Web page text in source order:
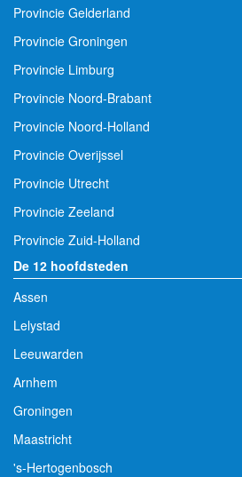
Provincie Gelderland
Provincie Groningen
Provincie Limburg
Provincie Noord-Brabant
Provincie Noord-Holland
Provincie Overijssel
Provincie Utrecht
Provincie Zeeland
Provincie Zuid-Holland
De 12 hoofdsteden
Assen
Lelystad
Leeuwarden
Arnhem
Groningen
Maastricht
's-Hertogenbosch